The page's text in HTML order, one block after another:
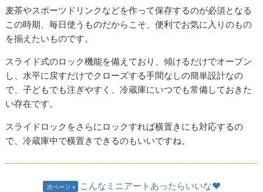
麦茶やスポーツドリンクなどを作って保存するのが必須となる
この時期、毎日使うものだからこそ、便利でお気に入りのもの
を揃えたいものです。
スライド式のロック機能を備えており、傾けるだけでオープン
し、水平に戻すだけでクローズする手間なしの簡単設計なの
で、子どもでも注ぎやすく、冷蔵庫にいつでも常備しておきた
い存在です。
スライドロックをさらにロックすれば横置きにも対応するの
で、冷蔵庫中で横置きできるのもいいですね。
次ページ こんなミニアートあったらいいな♥